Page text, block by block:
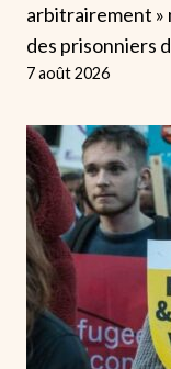
arbitrairement »
des prisonniers
7 août 2026